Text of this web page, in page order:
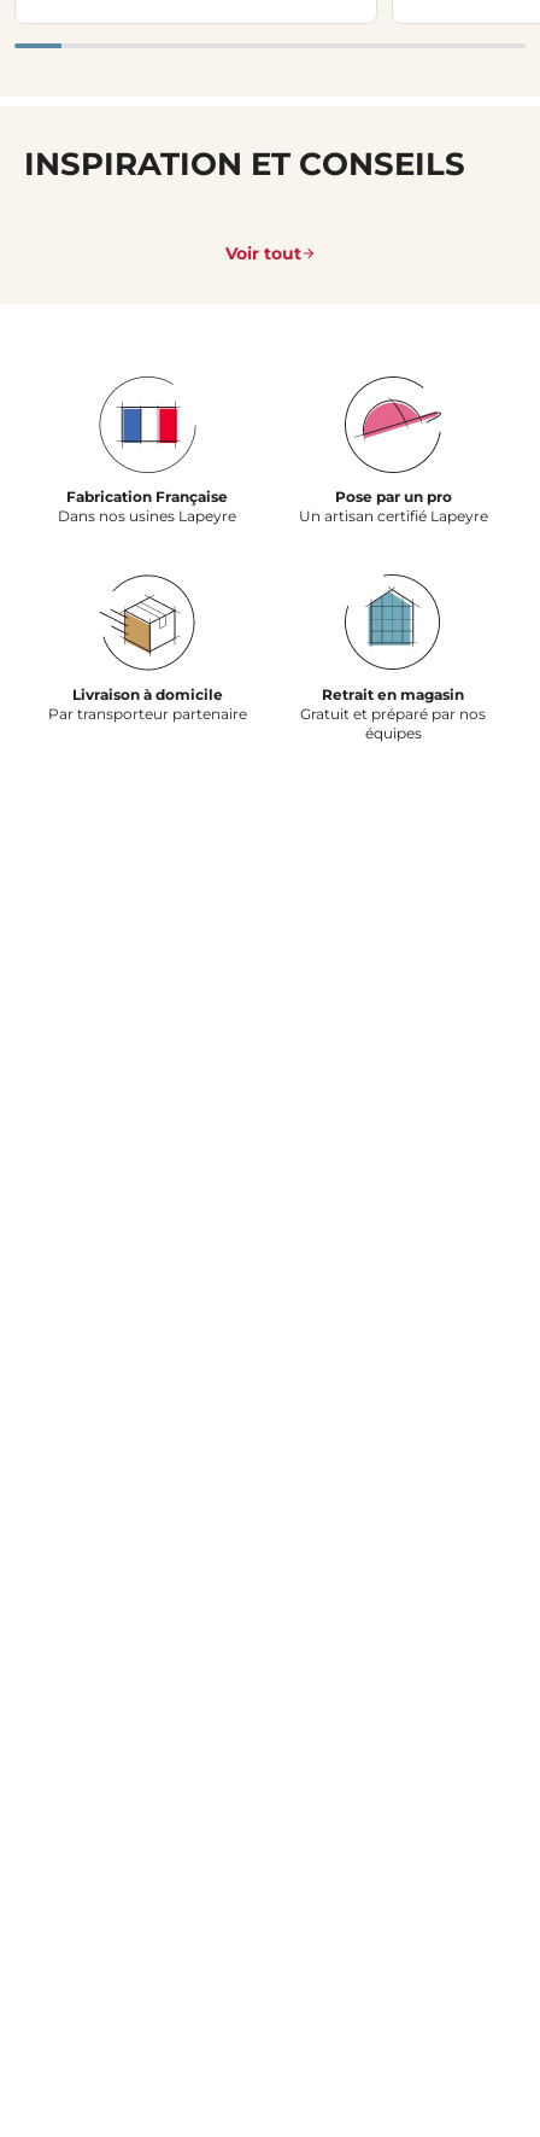
INSPIRATION ET CONSEILS
Voir tout
Fabrication Française
Dans nos usines Lapeyre
Pose par un pro
Un artisan certifié Lapeyre
Livraison à domicile
Par transporteur partenaire
Retrait en magasin
Gratuit et préparé par nos
équipes